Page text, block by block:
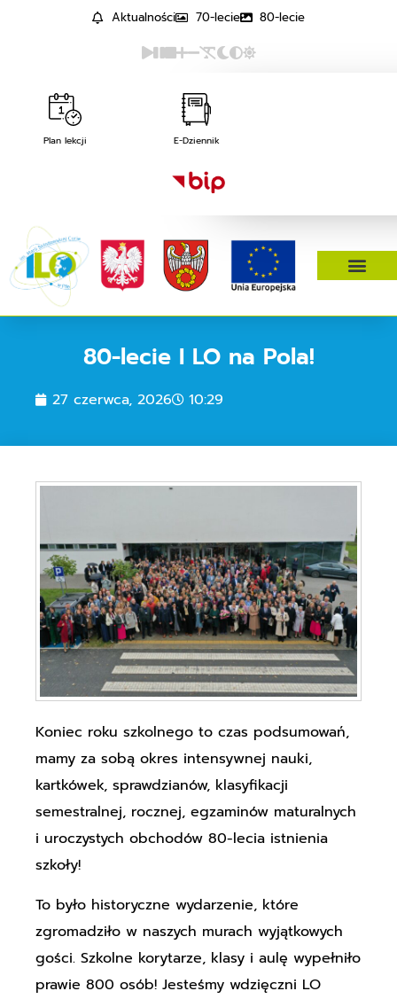
Aktualności 70-lecie 80-lecie
Plan lekcji E-Dziennik
80-lecie I LO na Pola!
27 czerwca, 2026 10:29
Koniec roku szkolnego to czas podsumowań,
mamy za sobą okres intensywnej nauki,
kartkówek, sprawdzianów, klasyfikacji
semestralnej, rocznej, egzaminów maturalnych
i uroczystych obchodów 80-lecia istnienia
szkoły!
To było historyczne wydarzenie, które
zgromadziło w naszych murach wyjątkowych
gości. Szkolne korytarze, klasy i aulę wypełniło
prawie 800 osób! Jesteśmy wdzięczni LO